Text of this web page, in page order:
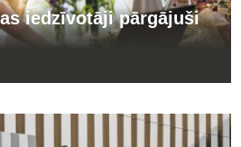
iedzīvotāji pārgājuši